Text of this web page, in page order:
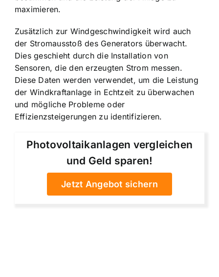
maximieren.
Zusätzlich zur Windgeschwindigkeit wird auch
der Stromausstoß des Generators überwacht.
Dies geschieht durch die Installation von
Sensoren, die den erzeugten Strom messen.
Diese Daten werden verwendet, um die Leistung
der Windkraftanlage in Echtzeit zu überwachen
und mögliche Probleme oder
Effizienzsteigerungen zu identifizieren.
Photovoltaikanlagen vergleichen
und Geld sparen!
Jetzt Angebot sichern